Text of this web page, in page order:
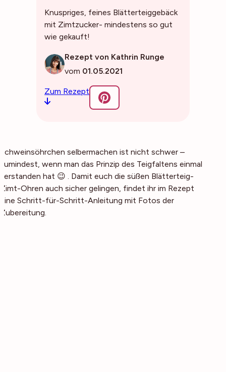
Knuspriges, feines Blätterteiggebäck
mit Zimtzucker- mindestens so gut
wie gekauft!
Rezept von Kathrin Runge
vom 01.05.2021
Zum Rezept
Schweinsöhrchen selbermachen ist nicht schwer –
zumindest, wenn man das Prinzip des Teigfaltens einmal
verstanden hat 😉 . Damit euch die süßen Blätterteig-
Zimt-Ohren auch sicher gelingen, findet ihr im Rezept
eine Schritt-für-Schritt-Anleitung mit Fotos der
Zubereitung.